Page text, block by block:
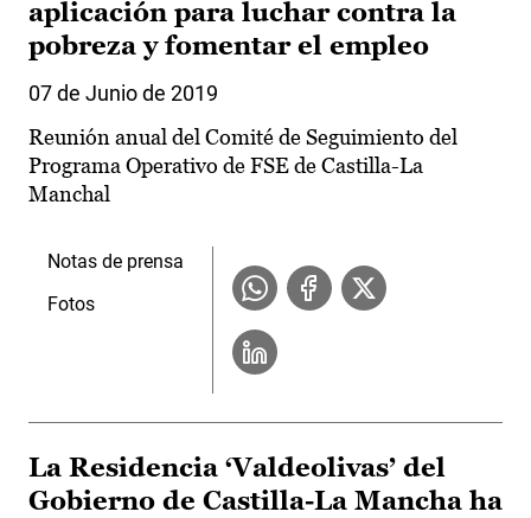
aplicación para luchar contra la
pobreza y fomentar el empleo
07 de Junio de 2019
Reunión anual del Comité de Seguimiento del
Programa Operativo de FSE de Castilla-La
Manchal
Notas de prensa
Fotos
La Residencia ‘Valdeolivas’ del
Gobierno de Castilla-La Mancha ha